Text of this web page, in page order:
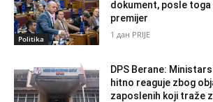
Politika
dokument, posle toga
premijer
1 дан PRIJE
DPS Berane:
hitno reaguje zbog
zaposlenih koji traže